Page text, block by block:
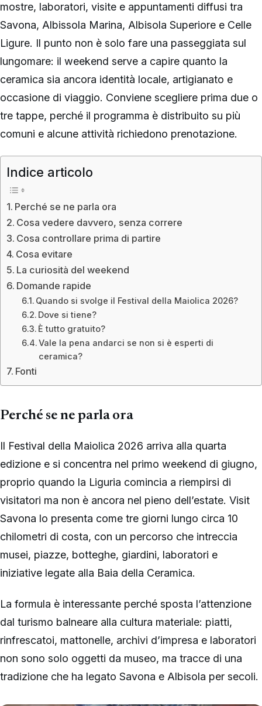
mostre, laboratori, visite e appuntamenti diffusi tra
Savona, Albissola Marina, Albisola Superiore e Celle
Ligure. Il punto non è solo fare una passeggiata sul
lungomare: il weekend serve a capire quanto la
ceramica sia ancora identità locale, artigianato e
occasione di viaggio. Conviene scegliere prima due o
tre tappe, perché il programma è distribuito su più
comuni e alcune attività richiedono prenotazione.
Indice articolo
Perché se ne parla ora
Cosa vedere davvero, senza correre
Cosa controllare prima di partire
Cosa evitare
La curiosità del weekend
Domande rapide
Quando si svolge il Festival della Maiolica 2026?
Dove si tiene?
È tutto gratuito?
Vale la pena andarci se non si è esperti di
ceramica?
Fonti
Perché se ne parla ora
Il Festival della Maiolica 2026 arriva alla quarta
edizione e si concentra nel primo weekend di giugno,
proprio quando la Liguria comincia a riempirsi di
visitatori ma non è ancora nel pieno dell’estate. Visit
Savona lo presenta come tre giorni lungo circa 10
chilometri di costa, con un percorso che intreccia
musei, piazze, botteghe, giardini, laboratori e
iniziative legate alla Baia della Ceramica.
La formula è interessante perché sposta l’attenzione
dal turismo balneare alla cultura materiale: piatti,
rinfrescatoi, mattonelle, archivi d’impresa e laboratori
non sono solo oggetti da museo, ma tracce di una
tradizione che ha legato Savona e Albisola per secoli.